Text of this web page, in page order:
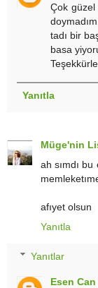
Çok güzel
tadı bir
basa
Yanıtla
Müge'nin
ah sımdı
afıyet olsun
Yanıtla
Yanıtlar
Esen Can